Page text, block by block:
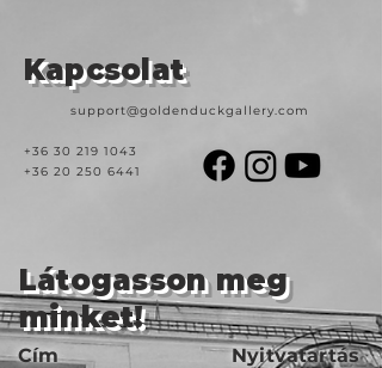
Kapcsolat
support@goldenduckgallery.com
+36 30 219 1043
+36 20 250 6441
Látogasson meg
minket!
Cím Nyitvatartás